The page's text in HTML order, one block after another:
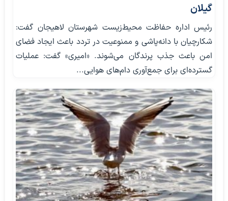
گیلان
رئیس اداره حفاظت محیط‌زیست شهرستان لاهیجان گفت:
شکارچیان با دانه‌پاشی و ممنوعیت در تردد باعث ایجاد فضای
امن باعث جذب پرندگان می‌شوند. «امیری» گفت: عملیات
گسترده‌ای برای جمع‌آوری دام‌های هوایی...